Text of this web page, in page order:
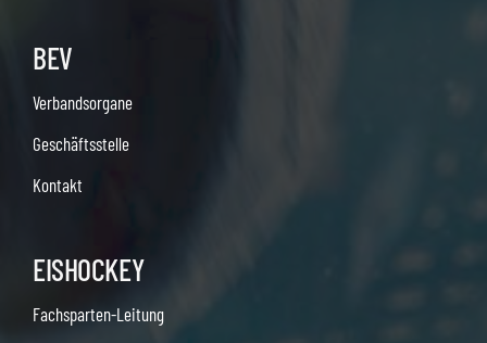
BEV
Verbandsorgane
Geschäftsstelle
Kontakt
EISHOCKEY
Fachsparten-Leitung